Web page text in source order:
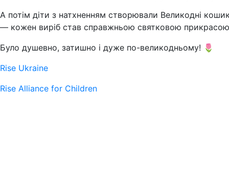
А потім діти з натхненням створювали Великодні
— кожен виріб став справжньою святковою
Було душевно, затишно і дуже по-великодньому! 🌷
Rise Ukraine
Rise Alliance for Children